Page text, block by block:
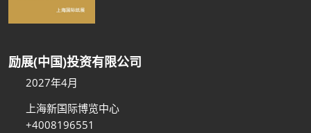
励展(中国)投资有限公司
2027年4月
上海新国际博览中心
+4008196551